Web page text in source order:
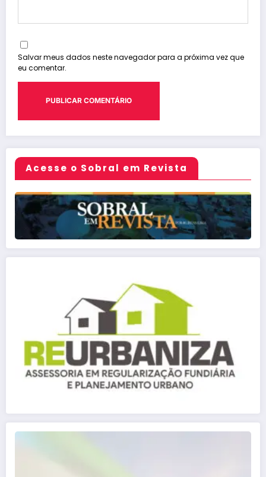
Salvar meus dados neste navegador para a próxima vez que
eu comentar.
Acesse o Sobral em Revista